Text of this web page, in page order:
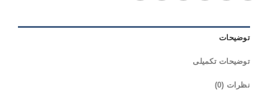
توضیحات
توضیحات تکمیلی
نظرات (0)